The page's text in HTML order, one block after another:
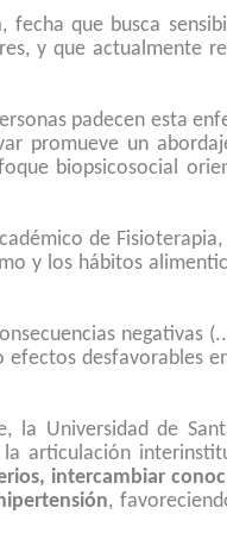
, fecha que busca
y que actualmente
padecen esta
promueve un
biopsicosocial
de
y los hábitos
negativas
desfavorables
la Universidad de
articulación
intercambiar
,